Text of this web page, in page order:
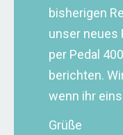
bisherigen
unser neues
per Pedal
berichten.
wenn ihr
Grüße